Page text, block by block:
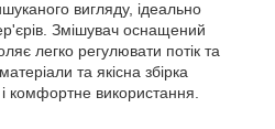
вигляду, ідеально
Змішувач оснащений
легко регулювати потік та
та якісна збірка
і комфортне використання.